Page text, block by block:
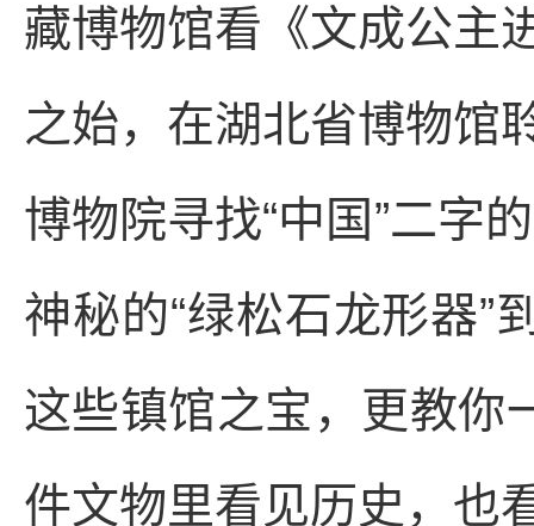
藏博物馆看《文成公主
之始，在湖北省博物馆
博物院寻找“中国”二字
神秘的“绿松石龙形器”
这些镇馆之宝，更教你
件文物里看见历史，也